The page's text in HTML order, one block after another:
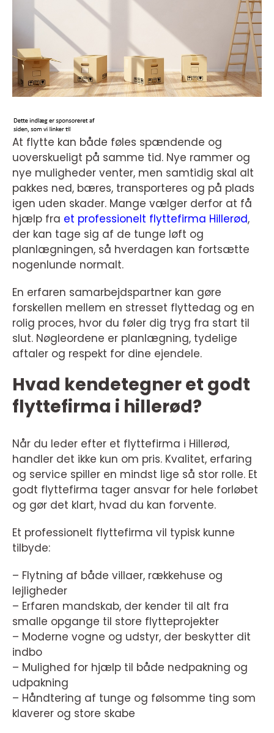
At flytte kan både føles spændende og
uoverskueligt på samme tid. Nye rammer og
nye muligheder venter, men samtidig skal alt
pakkes ned, bæres, transporteres og på plads
igen uden skader. Mange vælger derfor at få
hjælp fra et professionelt flyttefirma Hillerød,
der kan tage sig af de tunge løft og
planlægningen, så hverdagen kan fortsætte
nogenlunde normalt.
En erfaren samarbejdspartner kan gøre
forskellen mellem en stresset flyttedag og en
rolig proces, hvor du føler dig tryg fra start til
slut. Nøgleordene er planlægning, tydelige
aftaler og respekt for dine ejendele.
Hvad kendetegner et godt
flyttefirma i hillerød?
Når du leder efter et flyttefirma i Hillerød,
handler det ikke kun om pris. Kvalitet, erfaring
og service spiller en mindst lige så stor rolle. Et
godt flyttefirma tager ansvar for hele forløbet
og gør det klart, hvad du kan forvente.
Et professionelt flyttefirma vil typisk kunne
tilbyde:
– Flytning af både villaer, rækkehuse og
lejligheder
– Erfaren mandskab, der kender til alt fra
smalle opgange til store flytteprojekter
– Moderne vogne og udstyr, der beskytter dit
indbo
– Mulighed for hjælp til både nedpakning og
udpakning
– Håndtering af tunge og følsomme ting som
klaverer og store skabe